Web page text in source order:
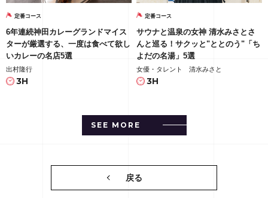
定番コース
6年連続神田カレーグランドマイス
ターが厳選する、一度は食べて欲し
いカレーの名店5選
出村隆行
3H
定番コース
サウナと温泉の女神 清水みさとさ
んと巡る！サクッと"ととのう"「ち
よだの名湯」5選
女優・タレント 清水みさと
3H
SEE MORE
戻る